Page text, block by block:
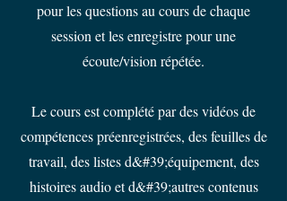
pour les questions au cours de chaque
session et les enregistre pour une
écoute/vision répétée.
Le cours est complété par des vidéos de
compétences préenregistrées, des feuilles de
travail, des listes d&#39;équipement, des
histoires audio et d&#39;autres contenus